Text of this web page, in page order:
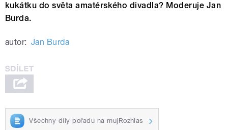
kukátku do světa amatérského divadla? Moderuje Jan
Burda.
autor: Jan Burda
Všechny díly pořadu na mujRozhlas